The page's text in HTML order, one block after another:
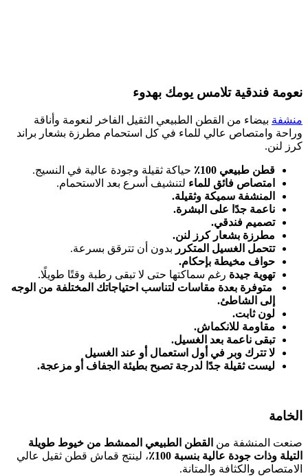
نعومة فندقية تلامس يومك بهدوء
منشفة بيضاء من القطن الطبيعي الثقيل الفاخر لنعومة وأناقة
وراحة وامتصاص عالي للماء في كل استحمام مطرزة بشعار براند
كرز لنن.
قطن طبيعي 100٪
حياكة ثقيلة وجودة عالية في النسيج.
امتصاص فائق للماء لتنشيف أسرع بعد الاستحمام.
المنشفة سميكة وثقيلة.
ناعمة جدًا على البشرة.
تصميم فندقي.
مطرزة بشعار كرز لنن.
تتحمل الغسيل المتكرر بدون أن تترقق بسرعة.
حواف مخيطة بإحكام.
تهوية جيدة رغم سماكتها حتى لا تبقى رطبة وقتًا طويلًا.
متوفرة بعدة مقاسات لتناسب احتياجاتك المختلفة من الوجه
إلى الشاطئ.
لون ثابت.
مقاومة للانكماش.
تبقى ناعمة بعد الغسيل.
لا تترك وبر في أول استعمال أو عند الغسيل
ليست ثقيلة جدًا لدرجة تصبح بطيئة الجفاف أو مزعجة.
الخامة
صنعت المنشفة من القطن الطبيعي الممشط من خيوط طويلة
التيلة وذات جودة عالية بنسبة 100٪
، لينتج قماش قطن ثقيل عالي
الامتصاص والكثافة والمتانة.